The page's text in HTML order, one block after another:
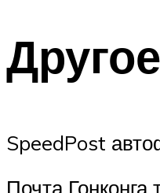
Другое
SpeedPost
Почта